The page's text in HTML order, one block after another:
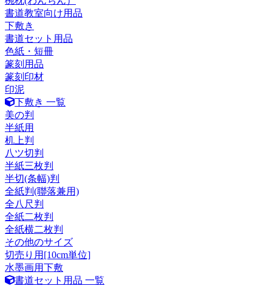
書道教室向け用品
下敷き
書道セット用品
色紙・短冊
篆刻用品
篆刻印材
印泥
下敷き 一覧
美の判
半紙用
机上判
八ツ切判
半紙三枚判
半切(条幅)判
全紙判(聯落兼用)
全八尺判
全紙二枚判
全紙横二枚判
その他のサイズ
切売り用[10cm単位]
水墨画用下敷
書道セット用品 一覧